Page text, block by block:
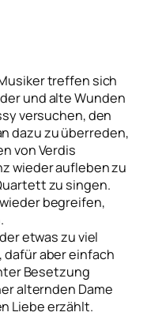
treffen sich
und alte Wunden
versuchen, den
dazu zu überreden,
von Verdis
wieder aufleben zu
zu singen.
begreifen,
etwas zu viel
dafür aber einfach
Besetzung
alternden Dame
Liebe erzählt.